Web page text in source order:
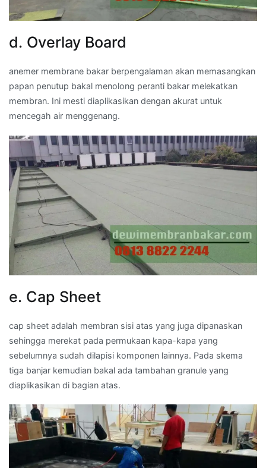
d. Overlay Board
anemer membrane bakar berpengalaman akan memasangkan
papan penutup bakal menolong peranti bakar melekatkan
membran. Ini mesti diaplikasikan dengan akurat untuk
mencegah air menggenang.
e. Cap Sheet
cap sheet adalah membran sisi atas yang juga dipanaskan
sehingga merekat pada permukaan kapa-kapa yang
sebelumnya sudah dilapisi komponen lainnya. Pada skema
tiga banjar kemudian bakal ada tambahan granule yang
diaplikasikan di bagian atas.